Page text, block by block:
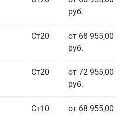
руб.
Ст20
от 68 955,00
руб.
Ст20
от 72 955,00
руб.
Ст10
от 68 955,00